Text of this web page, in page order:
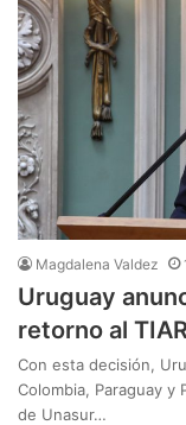
Magdalena Valdez
Uruguay
retorno al TIAR
Con esta decisión,
Colombia, Paraguay
de Unasur…